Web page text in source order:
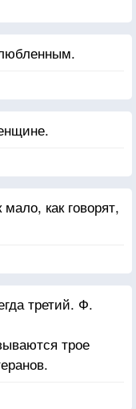
как говорят,
третий. Ф.
трое